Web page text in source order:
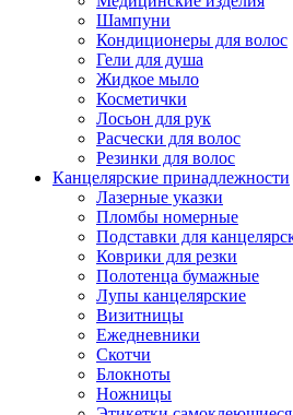
Шампуни
Кондиционеры для волос
Гели для душа
Жидкое мыло
Косметички
Лосьон для рук
Расчески для волос
Резинки для волос
Канцелярские принадлежности
Лазерные указки
Пломбы номерные
Подставки для
Коврики для резки
Полотенца бумажные
Лупы канцелярские
Визитницы
Ежедневники
Скотчи
Блокноты
Ножницы